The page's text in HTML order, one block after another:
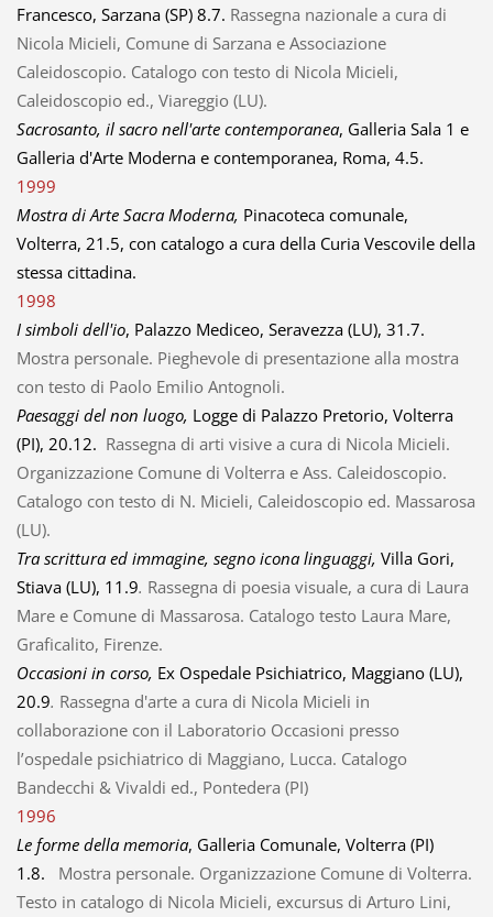
Francesco, Sarzana (SP) 8.7. Rassegna nazionale a cura di
Nicola Micieli, Comune di Sarzana e Associazione
Caleidoscopio. Catalogo con testo di Nicola Micieli,
Caleidoscopio ed., Viareggio (LU).
Sacrosanto, il sacro nell'arte contemporanea, Galleria Sala 1 e
Galleria d'Arte Moderna e contemporanea, Roma, 4.5.
1999
Mostra di Arte Sacra Moderna, Pinacoteca comunale,
Volterra, 21.5, con catalogo a cura della Curia Vescovile della
stessa cittadina.
1998
I simboli dell'io, Palazzo Mediceo, Seravezza (LU), 31.7.
Mostra personale. Pieghevole di presentazione alla mostra
con testo di Paolo Emilio Antognoli.
Paesaggi del non luogo, Logge di Palazzo Pretorio, Volterra
(PI), 20.12. Rassegna di arti visive a cura di Nicola Micieli.
Organizzazione Comune di Volterra e Ass. Caleidoscopio.
Catalogo con testo di N. Micieli, Caleidoscopio ed. Massarosa
(LU).
Tra scrittura ed immagine, segno icona linguaggi, Villa Gori,
Stiava (LU), 11.9. Rassegna di poesia visuale, a cura di Laura
Mare e Comune di Massarosa. Catalogo testo Laura Mare,
Graficalito, Firenze.
Occasioni in corso, Ex Ospedale Psichiatrico, Maggiano (LU),
20.9. Rassegna d'arte a cura di Nicola Micieli in
collaborazione con il Laboratorio Occasioni presso
l’ospedale psichiatrico di Maggiano, Lucca. Catalogo
Bandecchi & Vivaldi ed., Pontedera (PI)
1996
Le forme della memoria, Galleria Comunale, Volterra (PI)
1.8. Mostra personale. Organizzazione Comune di Volterra.
Testo in catalogo di Nicola Micieli, excursus di Arturo Lini,